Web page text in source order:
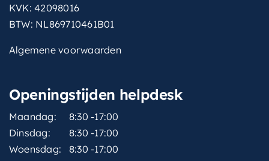
KVK: 42098016
BTW: NL869710461B01
Algemene voorwaarden
Openingstijden helpdesk
Maandag:
8:30 -17:00
Dinsdag:
8:30 -17:00
Woensdag:
8:30 -17:00